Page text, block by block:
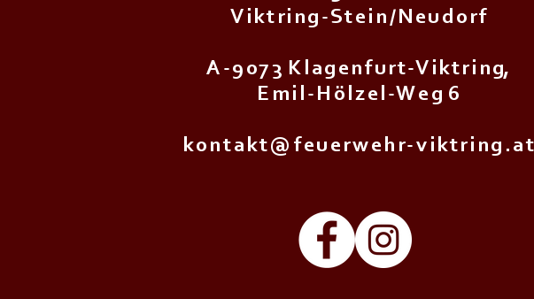
V i k t r i n g - S t e i n / N e u d o r f
A - 9 0 7 3 K l a g e n f u r t - V i k t r i n g,
E m i l - H ö l z e l - W e g 6
k o n t a k t @ f e u e r w e h r - v i k t r i n g . a t